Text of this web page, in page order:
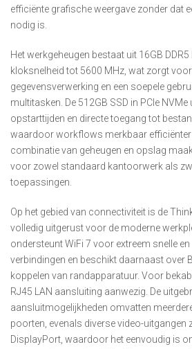
efficiënte grafische weergave zonder dat
nodig is.
Het werkgeheugen bestaat uit 16GB
kloksnelheid tot 5600 MHz, wat zorgt
gegevensverwerking en een soepele
multitasken. De 512GB SSD in PCIe
opstarttijden en directe toegang tot
waardoor workflows merkbaar efficiënter
combinatie van geheugen en opslag
voor zowel standaard kantoorwerk als
toepassingen.
Op het gebied van connectiviteit is de
volledig uitgerust voor de moderne
ondersteunt WiFi 7 voor extreem snelle
verbindingen en beschikt daarnaast over
koppelen van randapparatuur. Voor
RJ45 LAN aansluiting aanwezig. De
aansluitmogelijkheden omvatten
poorten, evenals diverse video-uitgangen
DisplayPort, waardoor het eenvoudig is